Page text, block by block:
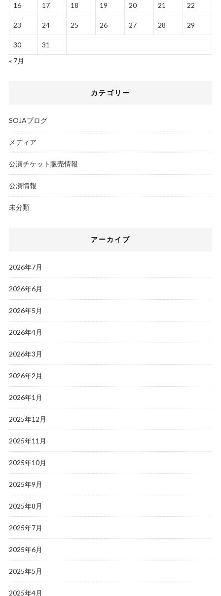
16 17 18 19 20 21 22
23 24 25 26 27 28 29
30
31
« 7月
カテゴリー
SOJAブログ
メディア
公演チケット販売情報
公演情報
未分類
アーカイブ
2026年7月
2026年6月
2026年5月
2026年4月
2026年3月
2026年2月
2026年1月
2025年12月
2025年11月
2025年10月
2025年9月
2025年8月
2025年7月
2025年6月
2025年5月
2025年4月